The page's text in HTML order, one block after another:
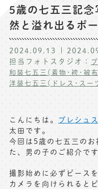
卒業袴
入園入学･
ハーフ成人式
家族写真
ペッ
初節句
フレ
フォト
記念
よ
写真
出張
キャンペー
無
5歳の七五三記
然と溢れ出るポ
2024.09.13
担当フォトスタジオ：
和装七五三(着物･袴･被
洋装七五三(ドレス･スー
こんにちは。 プレシュ
太田です。
今回は5歳の七五三の
た、男の子のご紹介です
撮影始めに必ずピース
カメラを向けられると